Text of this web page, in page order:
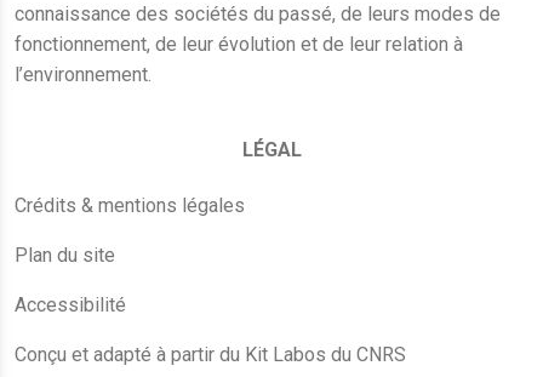
connaissance des sociétés du passé, de leurs modes de
fonctionnement, de leur évolution et de leur relation à
l’environnement.
LÉGAL
Crédits & mentions légales
Plan du site
Accessibilité
Conçu et adapté à partir du Kit Labos du CNRS